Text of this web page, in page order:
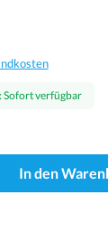
Sofort verfügbar
In den